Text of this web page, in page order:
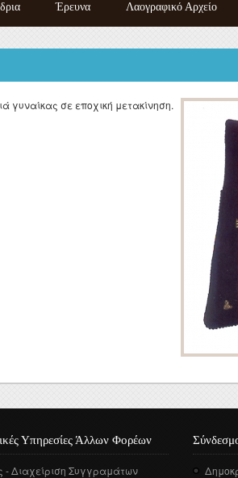
Έρευνα Λαογραφικό Αρχείο
Κατάλογος χειρογράφων
γυναίκας σε εποχική μετακίνηση.
Υπηρεσίες Άλλων Φορέων
- Διαχείριση Συγγραμάτων